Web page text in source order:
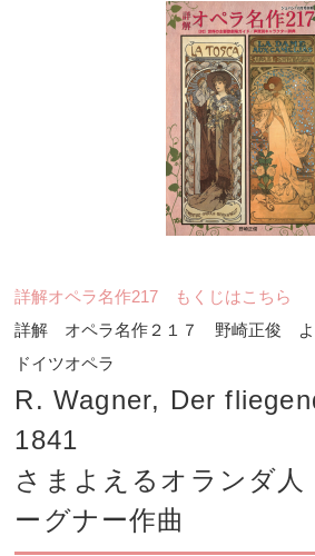
詳解オペラ名作217 もくじはこちら
詳解 オペラ名作２１７ 野崎正俊 よ
ドイツオペラ
R. Wagner, Der
1841
さまよえるオランダ人
ーグナー作曲